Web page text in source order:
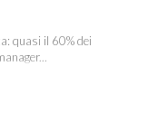
quasi il 60% dei